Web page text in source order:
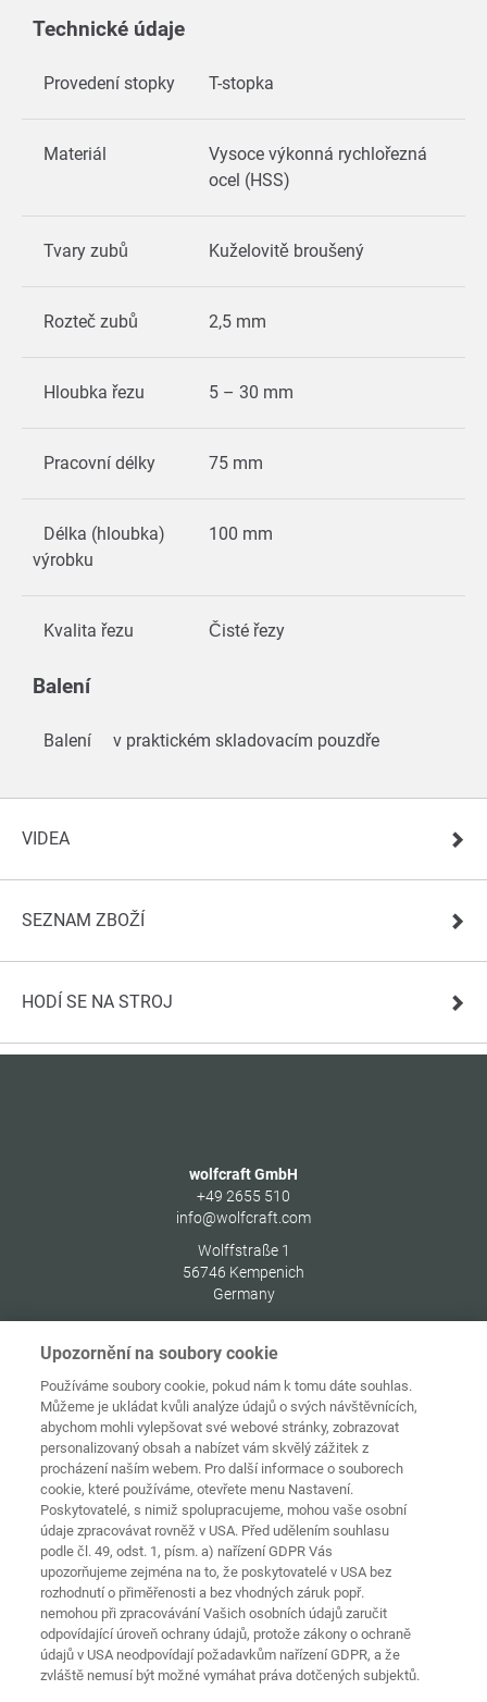
Technické údaje
Provedení stopky T-stopka
Materiál
Vysoce výkonná rychlořezná
ocel (HSS)
Tvary zubů Kuželovitě broušený
Rozteč zubů 2,5 mm
Hloubka řezu 5 – 30 mm
Pracovní délky 75 mm
Délka (hloubka)
výrobku
100 mm
Kvalita řezu Čisté řezy
Balení
Balení v praktickém skladovacím pouzdře
VIDEA
SEZNAM ZBOŽÍ
HODÍ SE NA STROJ
wolfcraft GmbH
+49 2655 510
info@wolfcraft.com
Wolffstraße 1
56746 Kempenich
Germany
Domovská
stránka Kontakt Tiráž
Ochrana
osobních
Pravidla a
podmínky
Zásady
používání
souborů
cookie Přihlásit
Prohlášení o
bezbariérovosti
Nastavení souborů cookies
Upozornění na soubory cookie
Používáme soubory cookie, pokud nám k tomu dáte souhlas.
Můžeme je ukládat kvůli analýze údajů o svých návštěvnících,
abychom mohli vylepšovat své webové stránky, zobrazovat
personalizovaný obsah a nabízet vám skvělý zážitek z
procházení naším webem. Pro další informace o souborech
cookie, které používáme, otevřete menu Nastavení.
Poskytovatelé, s nimiž spolupracujeme, mohou vaše osobní
údaje zpracovávat rovněž v USA. Před udělením souhlasu
podle čl. 49, odst. 1, písm. a) nařízení GDPR Vás
upozorňujeme zejména na to, že poskytovatelé v USA bez
rozhodnutí o přiměřenosti a bez vhodných záruk popř.
nemohou při zpracovávání Vašich osobních údajů zaručit
odpovídající úroveň ochrany údajů, protože zákony o ochraně
údajů v USA neodpovídají požadavkům nařízení GDPR, a že
zvláště nemusí být možné vymáhat práva dotčených subjektů.